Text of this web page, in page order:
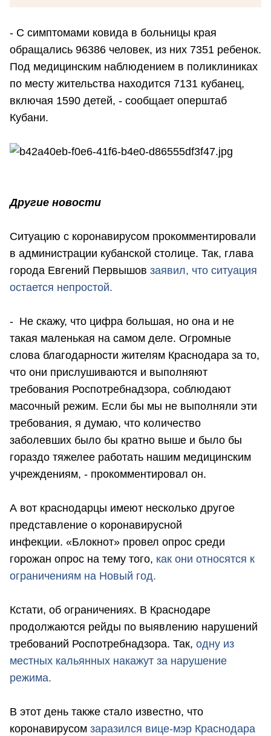
- С симптомами ковида в больницы края
обращались 96386 человек, из них 7351 ребенок.
Под медицинским наблюдением в поликлиниках
по месту жительства находится 7131 кубанец,
включая 1590 детей, - сообщает оперштаб
Кубани.
Другие новости
Ситуацию с коронавирусом прокомментировали
в администрации кубанской столице. Так, глава
города Евгений Первышов заявил, что ситуация
остается непростой.
- Не скажу, что цифра большая, но она и не
такая маленькая на самом деле. Огромные
слова благодарности жителям Краснодара за то,
что они прислушиваются и выполняют
требования Роспотребнадзора, соблюдают
масочный режим. Если бы мы не выполняли эти
требования, я думаю, что количество
заболевших было бы кратно выше и было бы
гораздо тяжелее работать нашим медицинским
учреждениям, - прокомментировал он.
А вот краснодарцы имеют несколько другое
представление о коронавирусной
инфекции. «Блокнот» провел опрос среди
горожан опрос на тему того, как они относятся к
ограничениям на Новый год.
Кстати, об ограничениях. В Краснодаре
продолжаются рейды по выявлению нарушений
требований Роспотребнадзора. Так, одну из
местных кальянных накажут за нарушение
режима.
В этот день также стало известно, что
коронавирусом заразился вице-мэр Краснодара